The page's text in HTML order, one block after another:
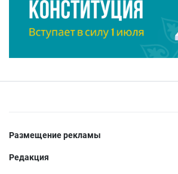
Размещение рекламы
Редакция